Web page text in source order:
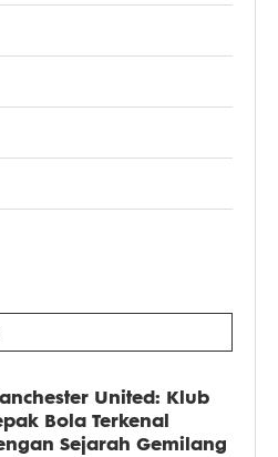
United: Klub
Bola Terkenal
Sejarah Gemilang